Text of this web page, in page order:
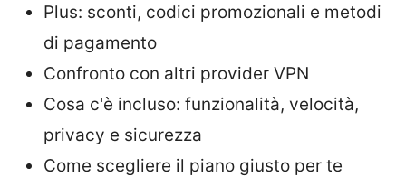
Plus: sconti, codici promozionali e metodi
di pagamento
Confronto con altri provider VPN
Cosa c'è incluso: funzionalità, velocità,
privacy e sicurezza
Come scegliere il piano giusto per te